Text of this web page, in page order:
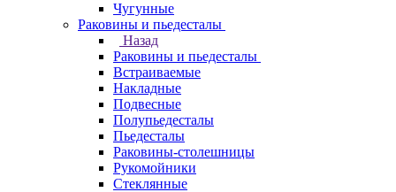
Чугунные
Раковины и пьедесталы
Назад
Раковины и пьедесталы
Встраиваемые
Накладные
Подвесные
Полупьедесталы
Пьедесталы
Раковины-столешницы
Рукомойники
Стеклянные